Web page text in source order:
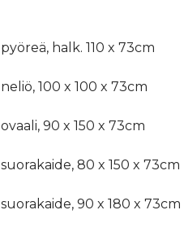
pyöreä, halk. 110 x 73cm
neliö, 100 x 100 x 73cm
ovaali, 90 x 150 x 73cm
suorakaide, 80 x 150 x 73cm
suorakaide, 90 x 180 x 73cm